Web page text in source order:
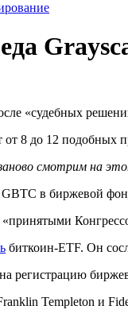
«судебных
от 8 до 12 подобных
смотрим на
GBTC в биржевой
биткоин-ETF. Он
регистрацию
Templeton и